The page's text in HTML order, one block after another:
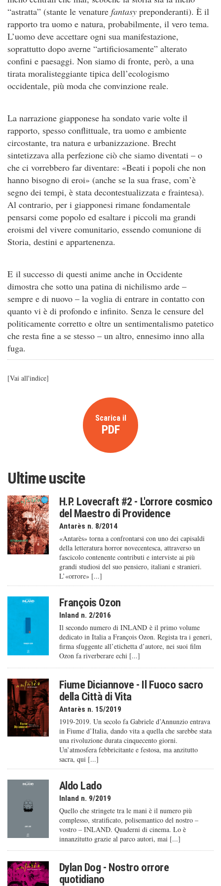
“astratta” (stante le venature fantasy preponderanti). È il
rapporto tra uomo e natura, probabilmente, il vero tema.
L’uomo deve accettare ogni sua manifestazione,
soprattutto dopo averne “artificiosamente” alterato
confini e paesaggi. Non siamo di fronte, però, a una
tirata moralisteggiante tipica dell’ecologismo
occidentale, più moda che convinzione reale.
La narrazione giapponese ha sondato varie volte il
rapporto, spesso conflittuale, tra uomo e ambiente
circostante, tra natura e urbanizzazione. Brecht
sintetizzava alla perfezione ciò che siamo diventati – o
che ci vorrebbero far diventare: «Beati i popoli che non
hanno bisogno di eroi» (anche se la sua frase, com’è
segno dei tempi, è stata decontestualizzata e fraintesa).
Al contrario, per i giapponesi rimane fondamentale
pensarsi come popolo ed esaltare i piccoli ma grandi
eroismi del vivere comunitario, essendo comunione di
Storia, destini e appartenenza.
E il successo di questi anime anche in Occidente
dimostra che sotto una patina di nichilismo arde –
sempre e di nuovo – la voglia di entrare in contatto con
quanto vi è di profondo e infinito. Senza le censure del
politicamente corretto e oltre un sentimentalismo patetico
che resta fine a se stesso – un altro, ennesimo inno alla
fuga.
[Vai all'indice]
Scarica il
PDF
Ultime uscite
H.P. Lovecraft #2 - L'orrore cosmico
del Maestro di Providence
Antarès n. 8/2014
«Antarès» torna a confrontarsi con uno dei capisaldi
della letteratura horror novecentesca, attraverso un
fascicolo contenente contributi e interviste ai più
grandi studiosi del suo pensiero, italiani e stranieri.
L’«orrore» [...]
François Ozon
Inland n. 2/2016
Il secondo numero di INLAND è il primo volume
dedicato in Italia a François Ozon. Regista tra i generi,
firma sfuggente all’etichetta d’autore, nei suoi film
Ozon fa riverberare echi [...]
Fiume Diciannove - Il Fuoco sacro
della Città di Vita
Antarès n. 15/2019
1919-2019. Un secolo fa Gabriele d’Annunzio entrava
in Fiume d’Italia, dando vita a quella che sarebbe stata
una rivoluzione durata cinquecento giorni.
Un’atmosfera febbricitante e festosa, ma anzitutto
sacra, qui [...]
Aldo Lado
Inland n. 9/2019
Quello che stringete tra le mani è il numero più
complesso, stratificato, polisemantico del nostro –
vostro – INLAND. Quaderni di cinema. Lo è
innanzitutto grazie al parco autori, mai [...]
Dylan Dog - Nostro orrore
quotidiano